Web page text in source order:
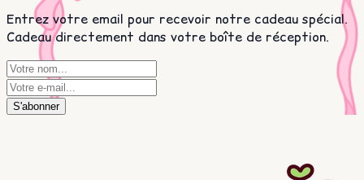
Entrez votre email pour recevoir notre cadeau spécial.
Cadeau directement dans votre boîte de réception.
S'abonner